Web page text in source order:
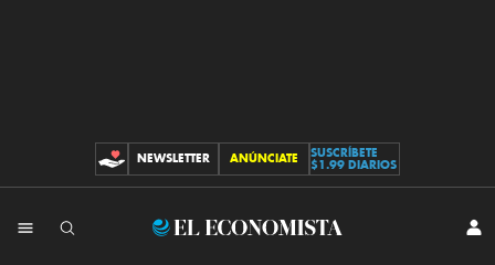
CONTRIBUCIONES
NEWSLETTER ANÚNCIATE
SUSCRÍBETE
$1.99 DIARIOS
El